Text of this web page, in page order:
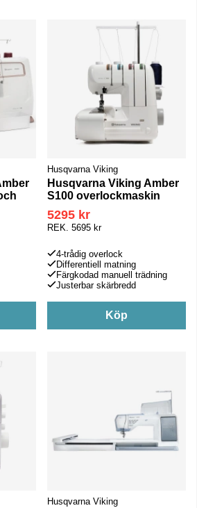
Husqvarna Viking
Husqvarna Viking Amber
S100 overlockmaskin
5295 kr
REK. 5695 kr
4-trådig overlock
Differentiell matning
Färgkodad manuell trädning
Justerbar skärbredd
Köp
Husqvarna Viking